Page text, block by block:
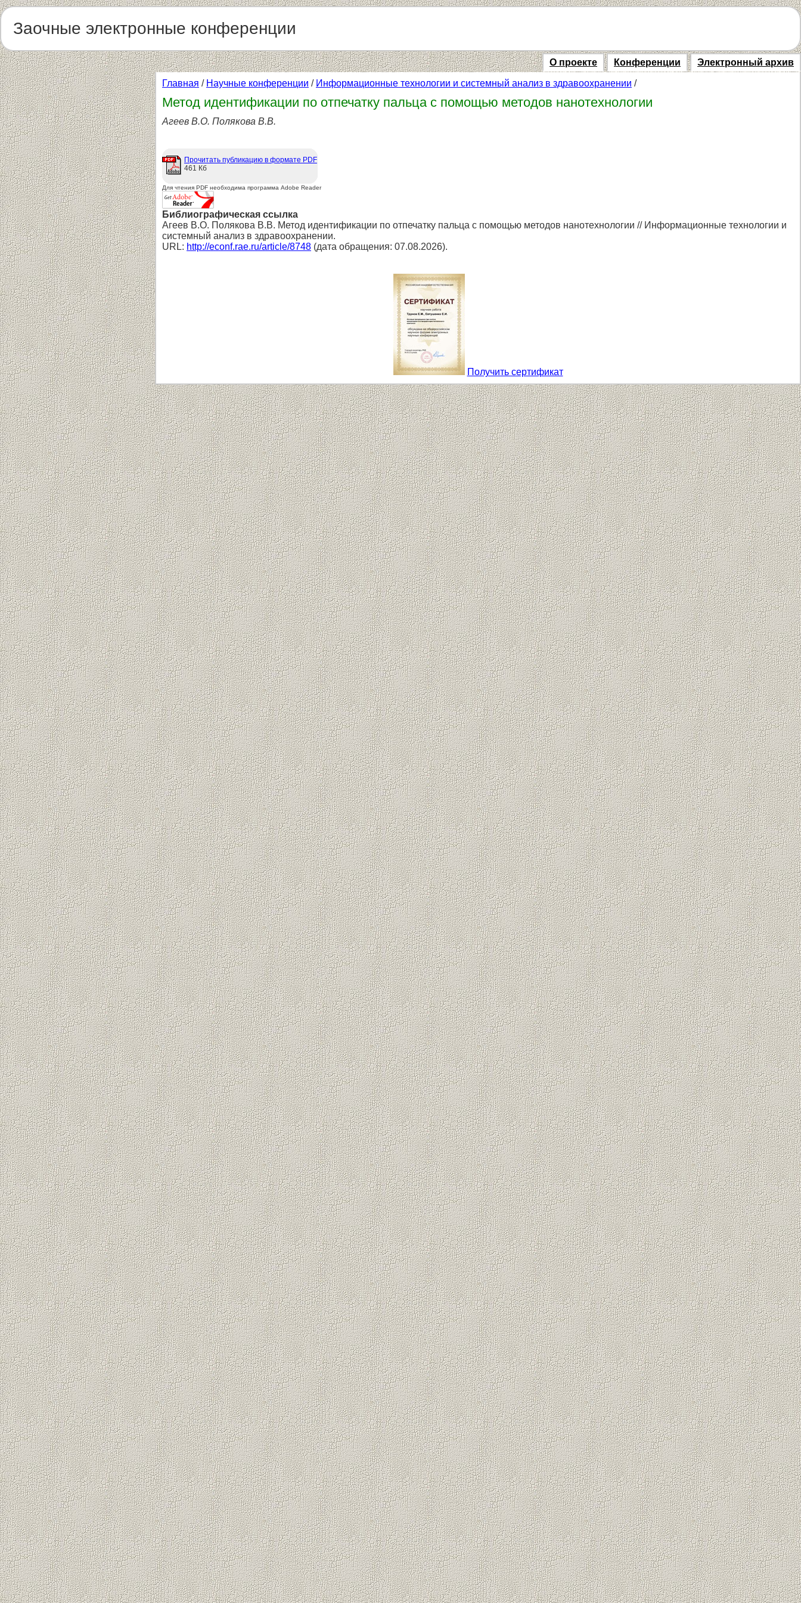
Заочные электронные конференции
О проекте Конференции Электронный архив
Главная / Научные конференции / Информационные технологии и системный анализ в здравоохранении /
Метод идентификации по отпечатку пальца с помощью методов нанотехнологии
Агеев В.О. Полякова В.В.
Прочитать публикацию в формате PDF
461 Кб
Для чтения PDF необходима программа Adobe Reader
Библиографическая ссылка
Агеев В.О. Полякова В.В. Метод идентификации по отпечатку пальца с помощью методов нанотехнологии // Информационные технологии и
системный анализ в здравоохранении.
URL: http://econf.rae.ru/article/8748 (дата обращения: 07.08.2026).
Получить сертификат